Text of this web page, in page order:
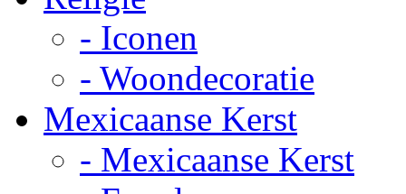
- Iconen
- Woondecoratie
Mexicaanse Kerst
- Mexicaanse Kerst